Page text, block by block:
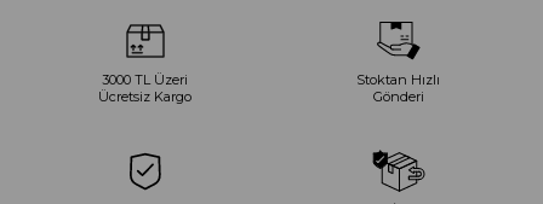
3000 TL Üzeri
Ücretsiz Kargo
Stoktan Hızlı
Gönderi